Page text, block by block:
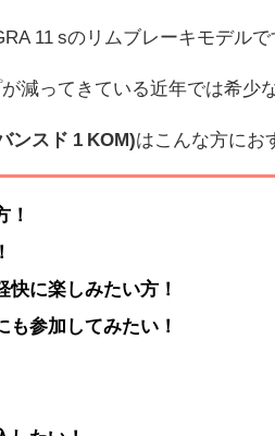
11 sのリムブレーキモデルで
減ってきている近年では希少
ンスド 1 KOM)はこんな方にお
！
快に楽しみたい方！
参加してみたい！